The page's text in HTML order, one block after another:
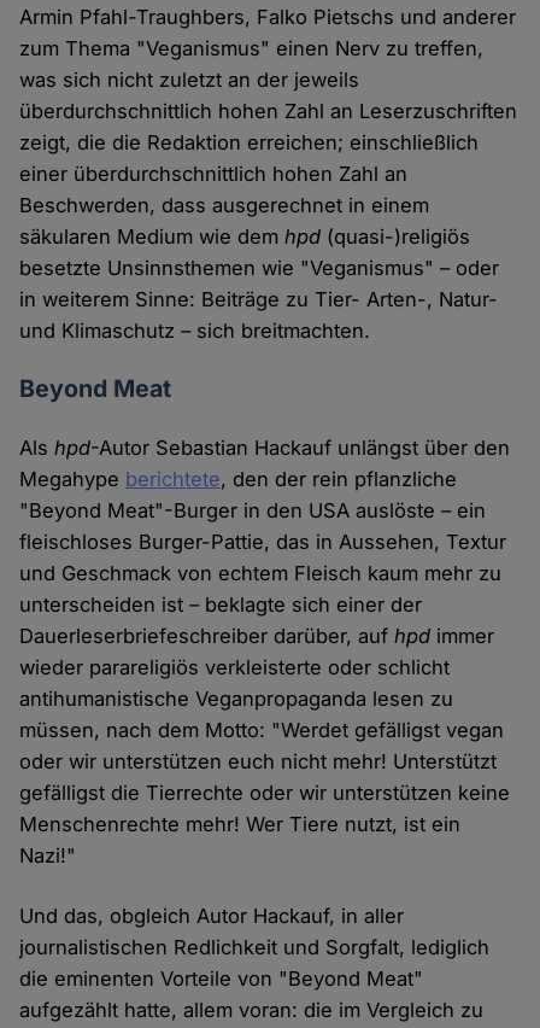
Armin Pfahl-Traughbers, Falko Pietschs und anderer
zum Thema "Veganismus" einen Nerv zu treffen,
was sich nicht zuletzt an der jeweils
überdurchschnittlich hohen Zahl an Leserzuschriften
zeigt, die die Redaktion erreichen; einschließlich
einer überdurchschnittlich hohen Zahl an
Beschwerden, dass ausgerechnet in einem
säkularen Medium wie demhpd (quasi-)religiös
besetzte Unsinnsthemen wie "Veganismus" – oder
in weiterem Sinne: Beiträge zu Tier- Arten-, Natur-
und Klimaschutz – sich breitmachten.
Beyond Meat
Alshpd-Autor Sebastian Hackauf unlängst über den
Megahype berichtete, den der rein pflanzliche
"Beyond Meat"-Burger in den USA auslöste – ein
fleischloses Burger-Pattie, das in Aussehen, Textur
und Geschmack von echtem Fleisch kaum mehr zu
unterscheiden ist – beklagte sich einer der
Dauerleserbriefeschreiber darüber, aufhpd immer
wieder parareligiös verkleisterte oder schlicht
antihumanistische Veganpropaganda lesen zu
müssen, nach dem Motto: "Werdet gefälligst vegan
oder wir unterstützen euch nicht mehr! Unterstützt
gefälligst die Tierrechte oder wir unterstützen keine
Menschenrechte mehr! Wer Tiere nutzt, ist ein
Nazi!"
Und das, obgleich Autor Hackauf, in aller
journalistischen Redlichkeit und Sorgfalt, lediglich
die eminenten Vorteile von "Beyond Meat"
aufgezählt hatte, allem voran: die im Vergleich zu